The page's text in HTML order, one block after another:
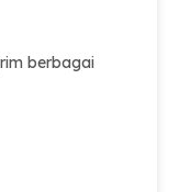
berbagai